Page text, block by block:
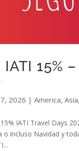
15%
2026 | America, Asia,
IATI Travel Days
o incluso Navidad y